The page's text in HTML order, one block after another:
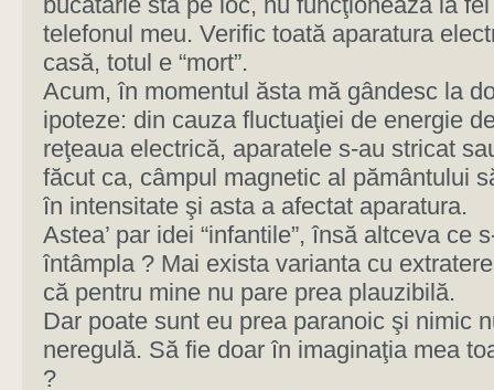
telefonul meu. Verific toată aparatura
casă, totul e “mort”.
Acum, în momentul ăsta mă gândesc la
ipoteze: din cauza fluctuaţiei de energie
reţeaua electrică, aparatele s-au stricat
făcut ca, câmpul magnetic al pământului
în intensitate şi asta a afectat aparatura.
Astea’ par idei “infantile”, însă altceva ce
întâmpla ? Mai exista varianta cu
că pentru mine nu pare prea plauzibilă.
Dar poate sunt eu prea paranoic şi nimic
neregulă. Să fie doar în imaginaţia mea
?